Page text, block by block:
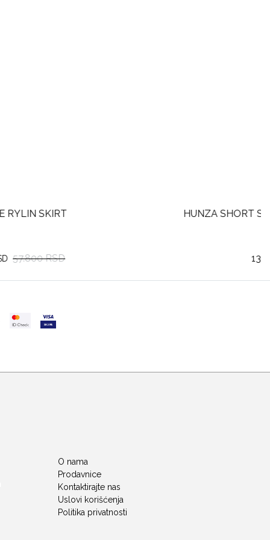
HUNZA SHORT SARONG UPF BUBBLEG
O nama
Prodavnice
Kontaktirajte nas
Uslovi korišćenja
Politika privatnosti